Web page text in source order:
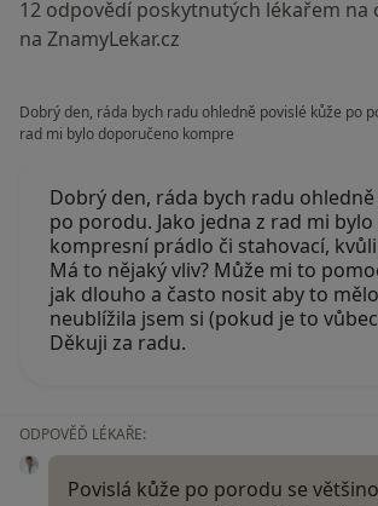
12 odpovědí poskytnutých lékařem na
na ZnamyLekar.cz
Dobrý den, ráda bych radu ohledně povislé kůže po
rad mi bylo doporučeno kompre
Dobrý den, ráda bych radu
po porodu. Jako jedna z rad mi
kompresní prádlo či stahovací,
Má to nějaký vliv? Může mi to
jak dlouho a často nosit aby to
neublížila jsem si (pokud je to
Děkuji za radu.
ODPOVĚĎ LÉKAŘE:
Povislá kůže po porodu se